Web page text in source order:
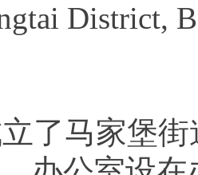
District,
了马家堡